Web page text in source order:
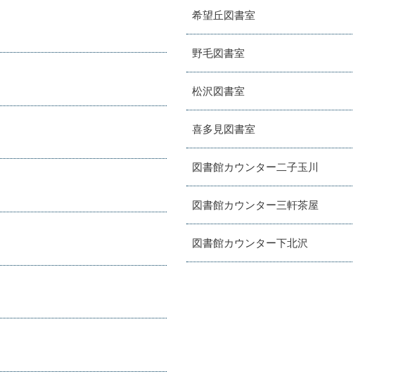
希望丘図書室
野毛図書室
松沢図書室
喜多見図書室
図書館カウンター二子玉川
図書館カウンター三軒茶屋
図書館カウンター下北沢